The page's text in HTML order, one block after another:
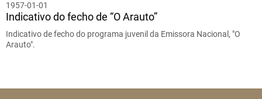
1957-01-01
Indicativo do fecho de “O Arauto”
Indicativo de fecho do programa juvenil da Emissora Nacional, "O
Arauto".